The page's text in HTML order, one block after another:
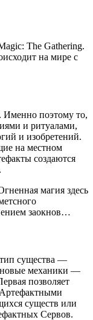
The Gathering.
на мире с
поэтому то,
и ритуалами,
и изобретений.
на местном
создаются
магия здесь
заокнов…
существа —
механики —
позволяет
существ или
Сервов.